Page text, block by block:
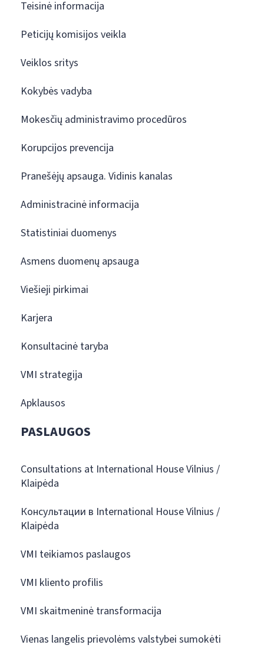
Teisinė informacija
Peticijų komisijos veikla
Veiklos sritys
Kokybės vadyba
Mokesčių administravimo procedūros
Korupcijos prevencija
Pranešėjų apsauga. Vidinis kanalas
Administracinė informacija
Statistiniai duomenys
Asmens duomenų apsauga
Viešieji pirkimai
Karjera
Konsultacinė taryba
VMI strategija
Apklausos
PASLAUGOS
Consultations at International House Vilnius /
Klaipėda
Консультации в International House Vilnius /
Klaipėda
VMI teikiamos paslaugos
VMI kliento profilis
VMI skaitmeninė transformacija
Vienas langelis prievolėms valstybei sumokėti